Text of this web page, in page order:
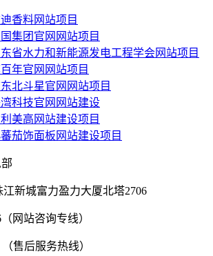
香料网站项目
集团官网网站项目
省水力和新能源发电工程学会网站项目
年官网网站项目
北斗星官网网站项目
科技官网网站建设
美高网站建设项目
茄饰面板网站建设项目
新城富力盈力大厦北塔2706
网站咨询专线）
售后服务热线）